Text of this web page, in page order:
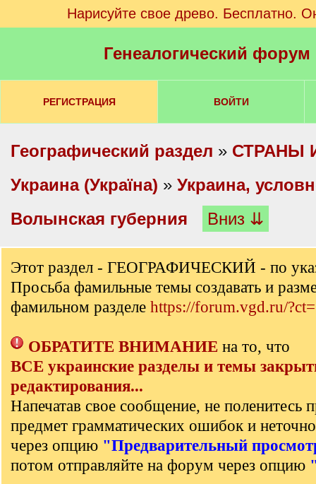
Нарисуйте свое древо. Бесплатно.
Генеалогический
РЕГИСТРАЦИЯ ВОЙТИ
Географический раздел » СТРАНЫ
Украина (Україна) » Украина,
Волынская губерния
Вниз ⇊
Этот раздел - ГЕОГРАФИЧЕСКИЙ - по
Просьба фамильные темы создавать и
фамильном разделе https://forum.vgd.ru/
ОБРАТИТЕ ВНИМАНИЕ на то, что
ВСЕ украинские разделы и темы
редактирования...
Напечатав свое сообщение, не поленитесь
предмет грамматических ошибок и
через опцию "Предварительный
потом отправляйте на форум через опцию